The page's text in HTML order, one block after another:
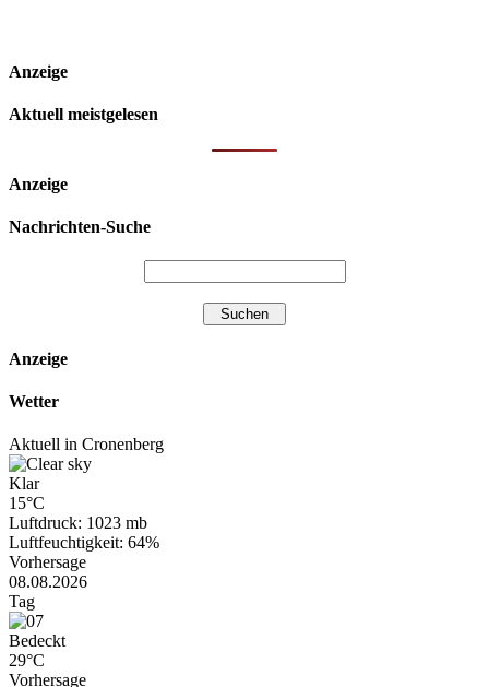
Anzeige
Aktuell meistgelesen
Anzeige
Nachrichten-Suche
Anzeige
Wetter
Aktuell in Cronenberg
Klar
15°C
Luftdruck: 1023 mb
Luftfeuchtigkeit: 64%
Vorhersage
08.08.2026
Tag
Bedeckt
29°C
Vorhersage